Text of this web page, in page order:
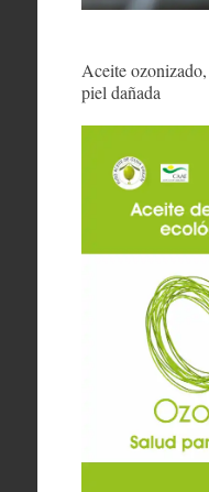
Aceite
piel dañada